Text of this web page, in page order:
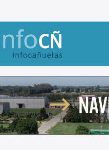
InfoCañuelas